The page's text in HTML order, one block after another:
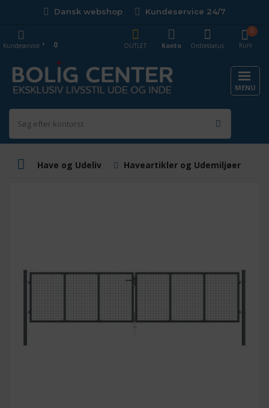
Dansk webshop Kundeservice 24/7
Kurv
0
OUTLET
Konto Ordrestatus
Kundeservice 0
MENU
Have og Udeliv Haveartikler og Udemiljøer